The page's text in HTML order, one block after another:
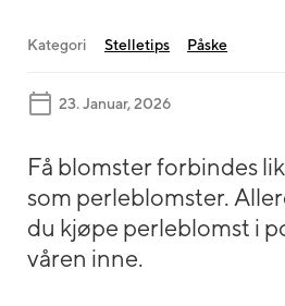
23. Januar, 2026
Kategori Stelletips Påske
Få blomster forbindes
som perleblomster.
du kjøpe perleblomst i
våren inne.